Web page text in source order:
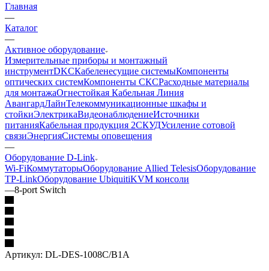
Главная
—
Каталог
—
Активное оборудование
Измерительные приборы и монтажный
инструментDKCКабеленесущие системыКомпоненты
оптических системКомпоненты СКСРасходные материалы
для монтажаОгнестойкая Кабельная Линия
АвангардЛайнТелекоммуникационные шкафы и
стойкиЭлектрикаВидеонаблюдениеИсточники
питанияКабельная продукция 2СКУДУсиление сотовой
связиЭнергияСистемы оповещения
—
Оборудование D-Link
Wi-FiКоммутаторыОборудование Allied TelesisОборудование
TP-LinkОборудование UbiquitiKVM консоли
—8-port Switch
Артикул: DL-DES-1008C/B1A